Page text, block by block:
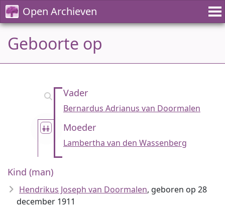
Open Archieven
Geboorte op
Vader
Bernardus Adrianus van Doormalen
Moeder
Lambertha van den Wassenberg
Kind (man)
Hendrikus Joseph van Doormalen, geboren op 28
december 1911